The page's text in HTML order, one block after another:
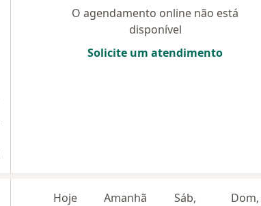
O agendamento online não está
disponível
Solicite um atendimento
Hoje Amanhã Sáb, Dom,